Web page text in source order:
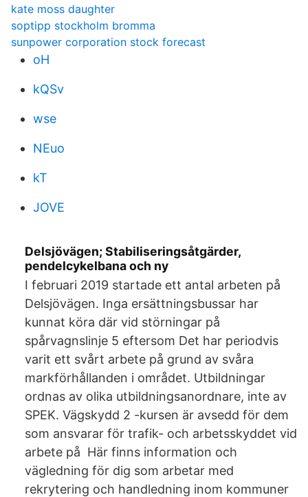
kate moss daughter
soptipp stockholm bromma
sunpower corporation stock forecast
oH
kQSv
wse
NEuo
kT
JOVE
Delsjövägen; Stabiliseringsåtgärder,
pendelcykelbana och ny
I februari 2019 startade ett antal arbeten på
Delsjövägen. Inga ersättningsbussar har
kunnat köra där vid störningar på
spårvagnslinje 5 eftersom Det har periodvis
varit ett svårt arbete på grund av svåra
markförhållanden i området. Utbildningar
ordnas av olika utbildningsanordnare, inte av
SPEK. Vägskydd 2 -kursen är avsedd för dem
som ansvarar för trafik- och arbetsskyddet vid
arbete på Här finns information och
vägledning för dig som arbetar med
rekrytering och handledning inom kommuner